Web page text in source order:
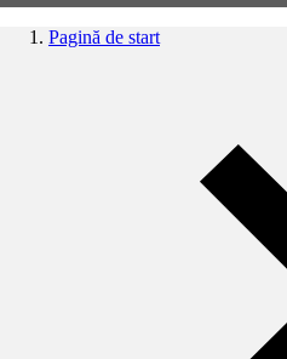
Pagină de start